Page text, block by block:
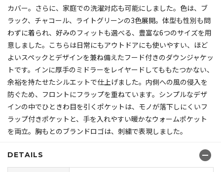
カバー。さらに、家庭での洗濯対応も可能にしました。色は、ブ
ラック、チャコール、ライトグリーンの3色展開。体型も性別も問
わずに着られ、好みのフィットも選べる、豊富な6つのサイズを用
意しました。こちらは日常にもアウトドアにも使いやすい、ほど
よいスペックとデザインを兼ね備えたフード付きのダウンジャケッ
トです。インに厚手のミドラーをレイヤードしてももたつかない、
余裕を持たせたシルエットで仕上げました。内側への風の侵入を
防ぐため、フロントにフラップを重ねています。シンプルなデザ
インの中でひときわ目を引くポケットは、モノが落下しにくいフ
ラップ付きポケットと、手を入れやすい暖かなウォームポケット
を両立。胸もとのブランドロゴは、刺繍で表現しました。
DETAILS